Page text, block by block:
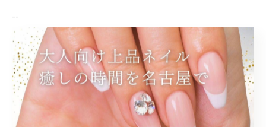
--
プライベートサロン 大人 上品 シンプル オフィス
< 前のページ 一覧に戻る 次のページ >